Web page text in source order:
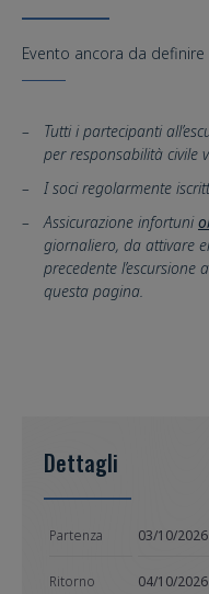
Evento ancora da definire
Tutti i partecipanti
per responsabilità civile
I soci regolarmente
Assicurazione infortuni
giornaliero, da attivare
precedente
questa pagina.
Dettagli
Partenza 03/10/2026
Ritorno 04/10/2026